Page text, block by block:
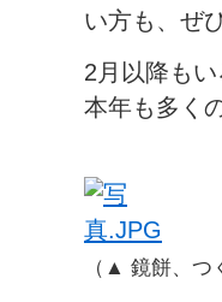
い方も、ぜ
2月以降も
本年も多く
（▲ 鏡餅、つ